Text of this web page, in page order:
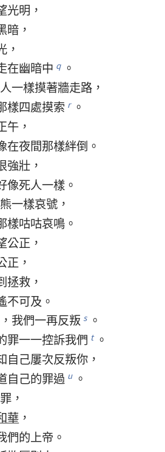
光明 ，
暗 ，
，
在幽暗中 q 。
一樣摸著牆走路 ，
樣四處摸索 r 。
午 ，
在夜間那樣絆倒 。
強壯 ，
像死人一樣 。
熊一樣哀號 ，
樣咕咕哀鳴 。
公正 ，
正 ，
拯救 ，
不可及 。
， 我們一再反叛 s 。
罪一一控訴我們 t 。
自己屢次反叛你 ，
自己的罪過 u 。
罪 ，
華 ，
們的 上帝 。